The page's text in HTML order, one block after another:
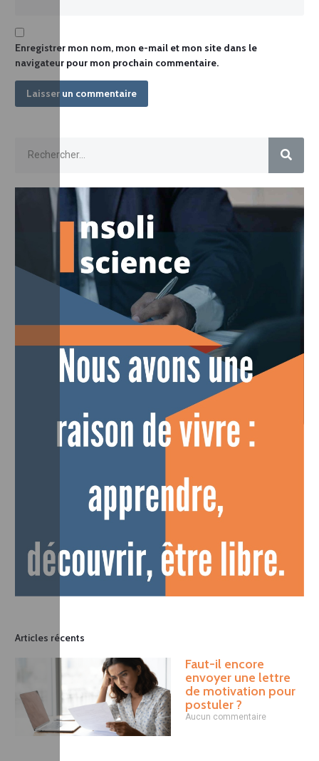
Enregistrer mon nom, mon e-mail et mon site dans le
navigateur pour mon prochain commentaire.
Articles récents
Faut-il encore
envoyer une lettre
de motivation pour
postuler ?
Aucun commentaire